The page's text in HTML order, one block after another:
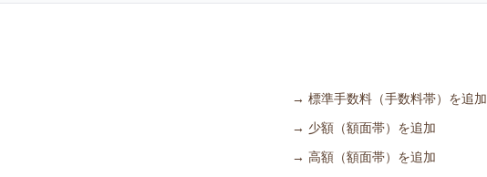
→ 標準手数料（手数料帯）を追加
→ 少額（額面帯）を追加
→ 高額（額面帯）を追加